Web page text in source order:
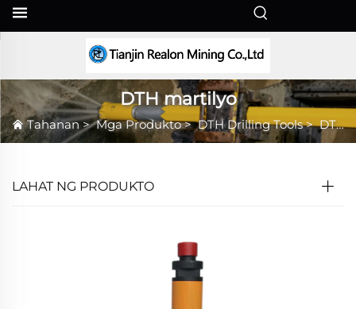
DTH martilyo
Tahanan>Mga Produkto>DTH Drilling Tools>DTH martilyo
LAHAT NG PRODUKTO